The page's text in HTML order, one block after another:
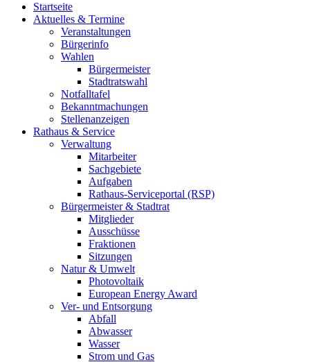
Startseite
Aktuelles & Termine
Veranstaltungen
Bürgerinfo
Wahlen
Bürgermeister
Stadtratswahl
Notfalltafel
Bekanntmachungen
Stellenanzeigen
Rathaus & Service
Verwaltung
Mitarbeiter
Sachgebiete
Aufgaben
Rathaus-Serviceportal (RSP)
Bürgermeister & Stadtrat
Mitglieder
Ausschüsse
Fraktionen
Sitzungen
Natur & Umwelt
Photovoltaik
European Energy Award
Ver- und Entsorgung
Abfall
Abwasser
Wasser
Strom und Gas